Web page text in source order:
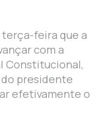
terça-feira que a
com a
Constitucional,
presidente
efetivamente o